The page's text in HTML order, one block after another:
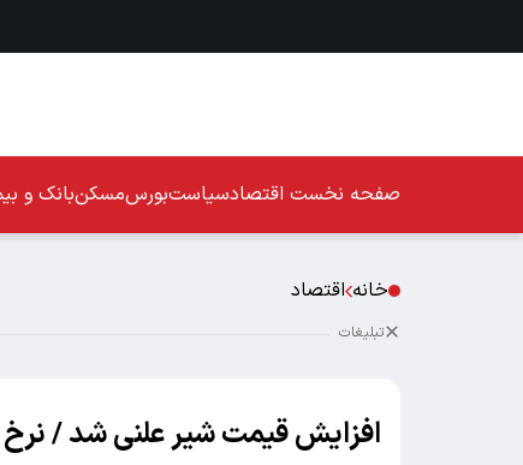
صفحه نخست اقتصادسیاستبورسمسکنبانک و
خانه اقتصاد
تبلیغات
افزایش قیمت شیر علنی شد /